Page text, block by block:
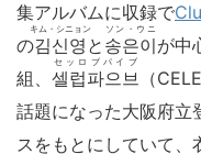
集アルバムに収録で
の김신영
キム・シニョン
と 송은이
ソン・ウニ
が中
組、 셀럽파으브
セッロブパイブ
（
話題になった大阪府立
スをもとにしていて、